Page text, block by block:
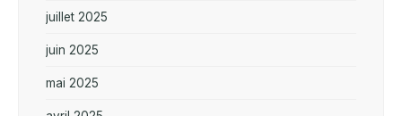
juillet 2025
juin 2025
mai 2025